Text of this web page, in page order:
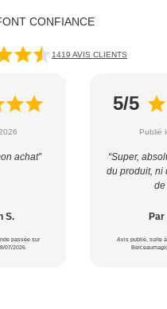
CONFIANCE
1419 AVIS CLIENTS
achat”
S.
passée sur
07/2026
5/5
Publié
“Super,
du produit, ni
de
Par
Avis publié, suite